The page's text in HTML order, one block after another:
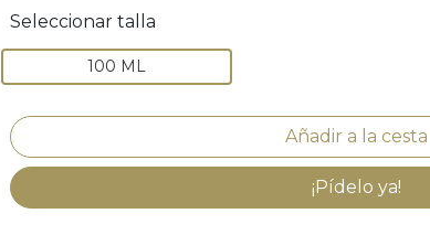
Seleccionar talla
100 ML
¡Pídelo ya!